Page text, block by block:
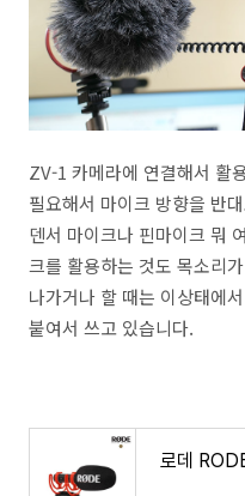
ZV-1 카메라에 연결해서 활
필요해서 마이크 방향을 반
덴서 마이크나 핀마이크 뭐
크를 활용하는 것도 목소리
나가거나 할 때는 이상태에
붙여서 쓰고 있습니다.